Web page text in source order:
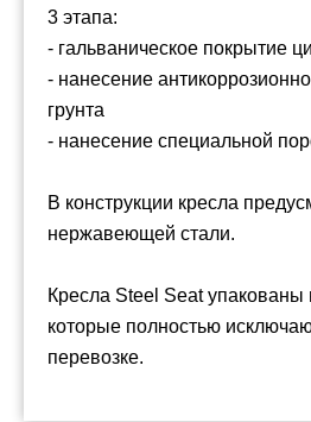
3 этапа:
- гальваническое покрытие
- нанесение
грунта
- нанесение специальной
В конструкции кресла
нержавеющей стали.
Кресла Steel Seat
которые полностью
перевозке.